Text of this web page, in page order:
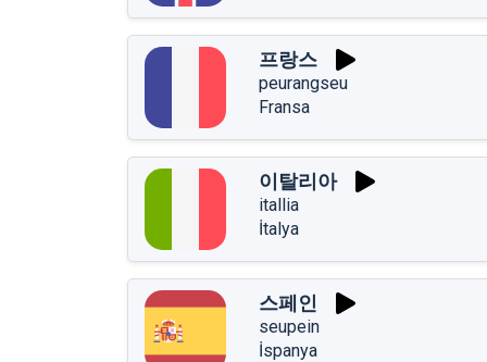
프랑스
peurangseu
Fransa
이탈리아
itallia
İtalya
스페인
seupein
İspanya